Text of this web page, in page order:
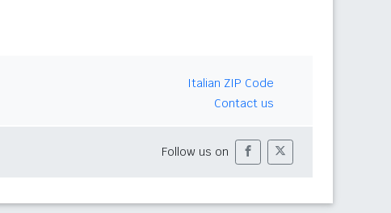
Italian ZIP Code
Contact us
Follow us on